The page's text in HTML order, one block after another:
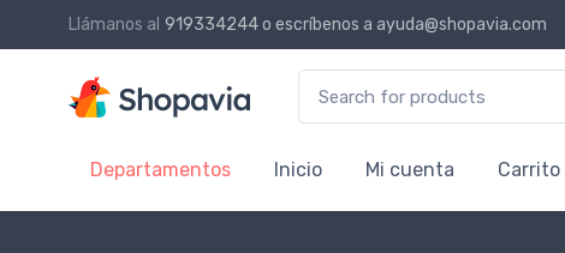
Llámanos al 919334244o escríbenos a ayuda@shopavia.com
Departamentos Inicio Mi cuenta Carrito